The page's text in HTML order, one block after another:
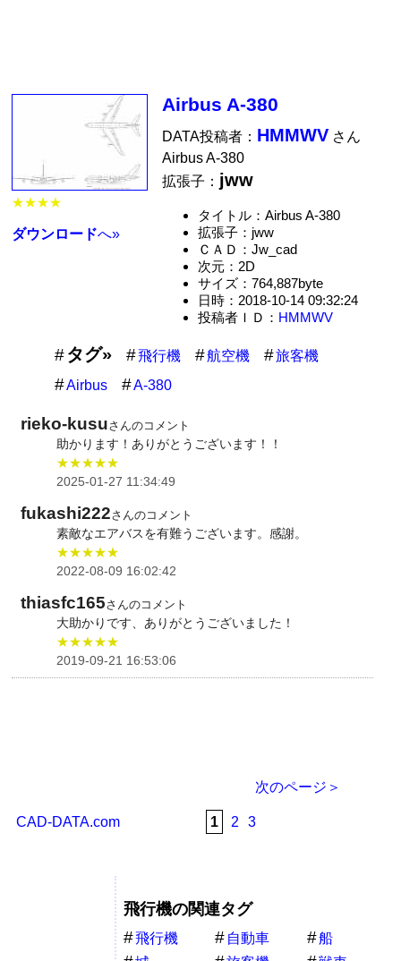
★★★★
ダウンロードへ»
Airbus A-380
DATA投稿者： HMMWV さん
Airbus A-380
拡張子： jww
タイトル：Airbus A-380
拡張子：jww
ＣＡＤ：Jw_cad
次元：2D
サイズ：764,887byte
日時：2018-10-14 09:32:24
投稿者ＩＤ： HMMWV
タグ» 飛行機 航空機
旅客機
Airbus
A-380
rieko-kusuさんのコメント
助かります！ありがとうございます！！
★★★★★
2025-01-27 11:34:49
fukashi222さんのコメント
素敵なエアバスを有難うございます。感謝。
★★★★★
2022-08-09 16:02:42
thiasfc165さんのコメント
大助かりです、ありがとうございました！
★★★★★
2019-09-21 16:53:06
次のページ＞
CAD-DATA.com 1 2 3
飛行機の関連タグ
飛行機 自動車
船